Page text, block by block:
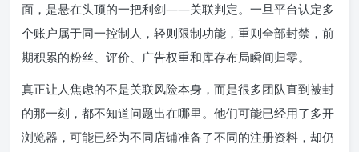
面，是悬在头顶的一把利剑——关联判定。一旦平台认定多
个账户属于同一控制人，轻则限制功能，重则全部封禁，前
期积累的粉丝、评价、广告权重和库存布局瞬间归零。
真正让人焦虑的不是关联风险本身，而是很多团队直到被封
的那一刻，都不知道问题出在哪里。他们可能已经用了多开
浏览器，可能已经为不同店铺准备了不同的注册资料，却仍